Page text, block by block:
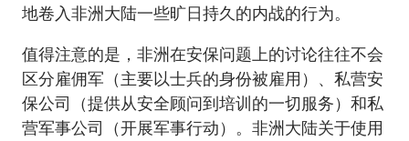
地卷入非洲大陆一些旷日持久的内战的行为。
值得注意的是，非洲在安保问题上的讨论往往不会
区分雇佣军（主要以士兵的身份被雇用）、私营安
保公司（提供从安全顾问到培训的一切服务）和私
营军事公司（开展军事行动）。非洲大陆关于使用